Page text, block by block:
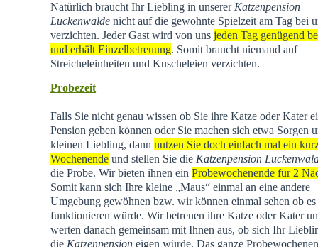
Natürlich braucht Ihr Liebling in unserer Katzenpension
Luckenwaldenicht auf die gewohnte Spielzeit am Tag bei
verzichten. Jeder Gast wird von uns jeden Tag genügend
und erhält Einzelbetreuung. Somit braucht niemand auf
Streicheleinheiten und Kuscheleien verzichten.
Probezeit
Falls Sie nicht genau wissen ob Sie ihre Katze oder Kater
Pension geben können oder Sie machen sich etwa Sorgen
kleinen Liebling, dann nutzen Sie doch einfach mal ein
Wochenendeund stellen Sie die Katzenpension
die Probe. Wir bieten ihnen ein Probewochenende für 2
Somit kann sich Ihre kleine „Maus“ einmal an eine andere
Umgebung gewöhnen bzw. wir können einmal sehen ob es
funktionieren würde. Wir betreuen ihre Katze oder Kater
werten danach gemeinsam mit Ihnen aus, ob sich Ihr
die Katzenpensioneigen würde. Das ganze